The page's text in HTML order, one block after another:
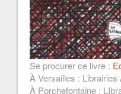
Se procurer ce livre :
À Versailles :
À Porchefontaine :